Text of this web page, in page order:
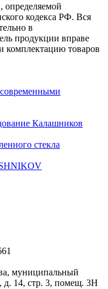
определяемой
кодекса РФ. Вся
в
продукции вправе
комплектацию товаров
Калашников
стекла
муниципальный
д. 14, стр. 3, помещ. 3Н